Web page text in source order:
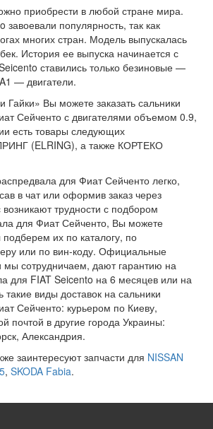
приобрести в любой стране мира.
популярность, так как
многих стран. Модель выпускалась
История ее выпуска начинается с
ставились только безиновые —
— двигатели.
Гайки» Вы можете заказать сальники
Сейченто с двигателями объемом 0.9,
есть товары следующих
(ELRING), а также КОРТЕКО
для Фиат Сейченто легко,
в чат или оформив заказ через
трудности с подбором
для Фиат Сейченто, Вы можете
их по каталогу, по
или по вин-коду. Официальные
сотрудничаем, дают гарантию на
для FIAT Seicento на 6 месяцев или на
виды доставок на сальники
Сейченто: курьером по Киеву,
почтой в другие города Украины:
Александрия.
заинтересуют запчасти для NISSAN
, SKODA Fabia.